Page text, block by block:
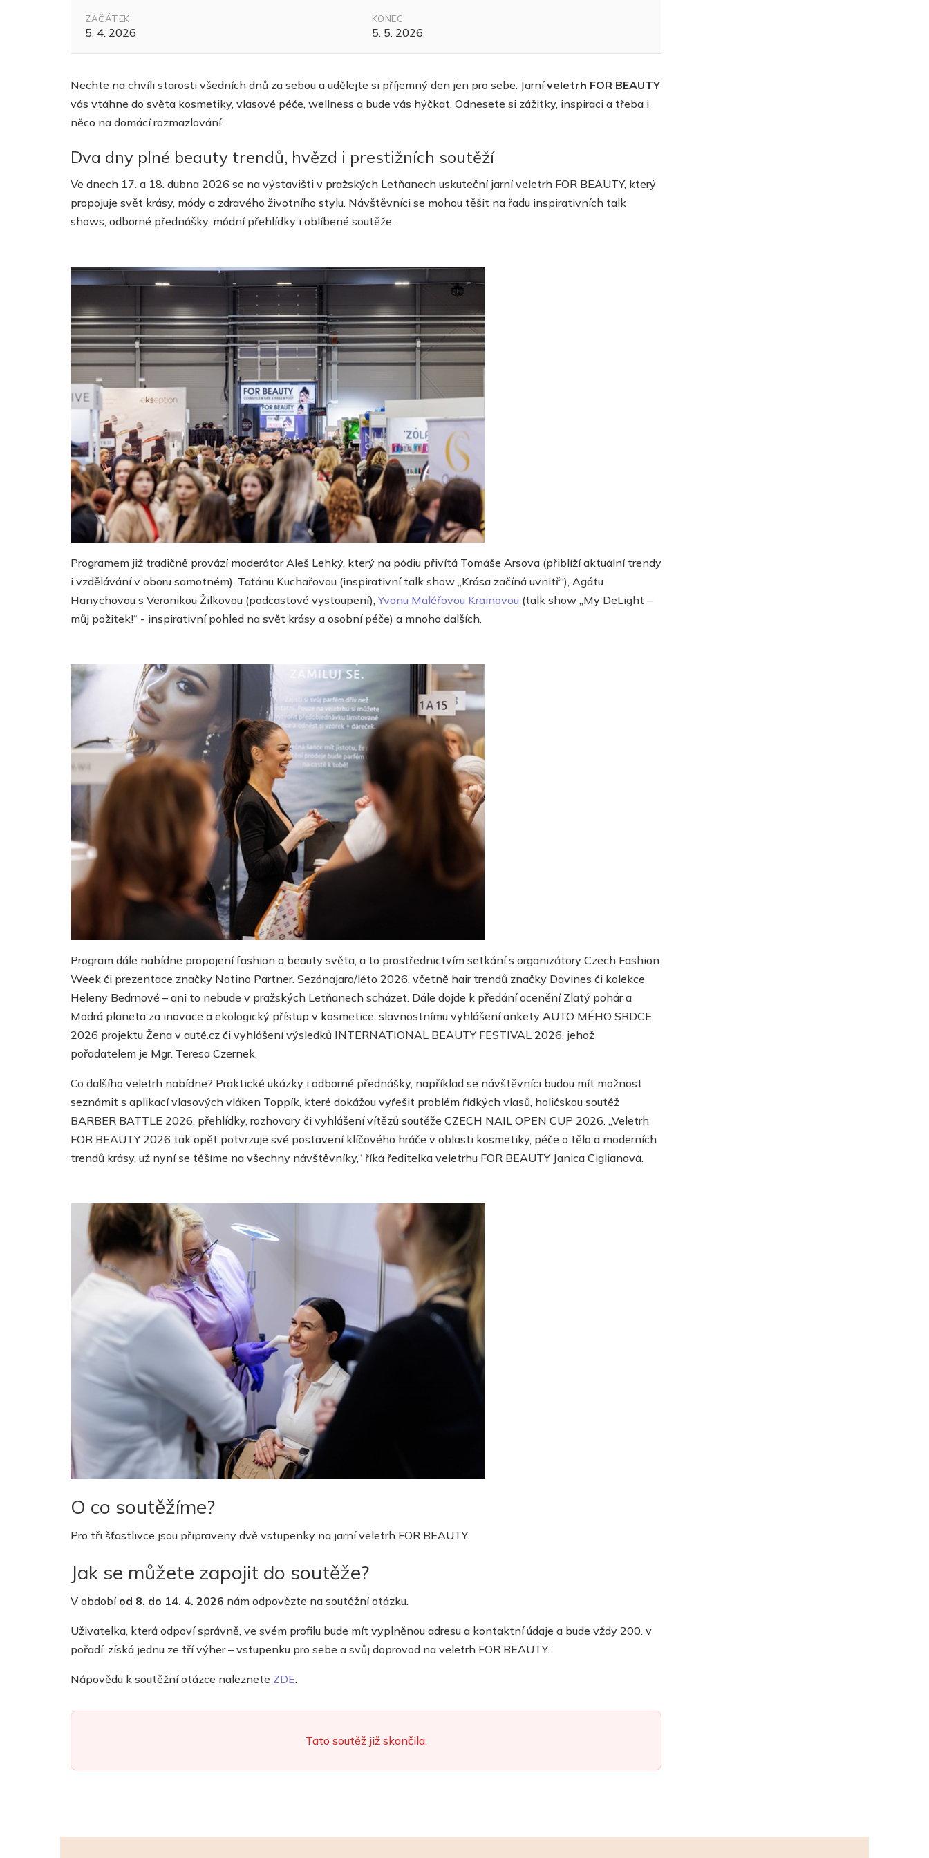
ZAČÁTEK
5. 4. 2026
KONEC
5. 5. 2026
Nechte na chvíli starosti všedních dnů za sebou a udělejte si příjemný den jen pro sebe. Jarníveletrh FOR BEAUTY
vás vtáhne do světa kosmetiky, vlasové péče, wellness a bude vás hýčkat. Odnesete si zážitky, inspiraci a třeba i
něco na domácí rozmazlování.
Dva dny plné beauty trendů, hvězd i prestižních soutěží
Ve dnech 17. a 18. dubna 2026 se na výstavišti v pražských Letňanech uskuteční jarní veletrh FOR BEAUTY, který
propojuje svět krásy, módy a zdravého životního stylu. Návštěvníci se mohou těšit na řadu inspirativních talk
shows, odborné přednášky, módní přehlídky i oblíbené soutěže.
Programem již tradičně provází moderátor Aleš Lehký, který na pódiu přivítá Tomáše Arsova (přiblíží aktuální trendy
i vzdělávání v oboru samotném), Taťánu Kuchařovou (inspirativní talk show „Krása začíná uvnitř“), Agátu
Hanychovou s Veronikou Žilkovou (podcastové vystoupení),Yvonu Maléřovou Krainovou (talk show „My DeLight –
můj požitek!“ - inspirativní pohled na svět krásy a osobní péče) a mnoho dalších.
Program dále nabídne propojení fashion a beauty světa, a to prostřednictvím setkání s organizátory Czech Fashion
Week či prezentace značky Notino Partner. Sezónajaro/léto 2026, včetně hair trendů značky Davines či kolekce
Heleny Bedrnové – ani to nebude v pražských Letňanech scházet. Dále dojde k předáníocenění Zlatý pohár a
Modrá planeta za inovace a ekologický přístup v kosmetice, slavnostnímu vyhlášení ankety AUTO MÉHO SRDCE
2026 projektu Žena v autě.cz či vyhlášení výsledků INTERNATIONAL BEAUTY FESTIVAL 2026, jehož
pořadatelem je Mgr. Teresa Czernek.
Co dalšího veletrh nabídne? Praktické ukázky i odborné přednášky, například se návštěvníci budou mít možnost
seznámit s aplikací vlasových vláken Toppík, které dokážou vyřešit problém řídkých vlasů, holičskou soutěž
BARBER BATTLE 2026, přehlídky, rozhovory či vyhlášení vítězů soutěže CZECH NAIL OPEN CUP 2026. „Veletrh
FOR BEAUTY 2026 tak opět potvrzuje své postavení klíčového hráče v oblasti kosmetiky, péče o tělo a moderních
trendů krásy, už nyní se těšíme na všechny návštěvníky,“ říká ředitelka veletrhu FOR BEAUTY Janica Ciglianová.
O co soutěžíme?
Pro tři šťastlivce jsou připraveny dvě vstupenky na jarní veletrh FOR BEAUTY.
Jak se můžete zapojit do soutěže?
V období od 8. do 14. 4. 2026 nám odpovězte na soutěžní otázku.
Uživatelka, která odpoví správně, ve svém profilu bude mít vyplněnou adresu a kontaktní údaje a bude vždy 200. v
pořadí, získá jednu ze tří výher – vstupenku pro sebe a svůj doprovod na veletrh FOR BEAUTY.
Nápovědu k soutěžní otázce naleznete ZDE.
Tato soutěž již skončila.